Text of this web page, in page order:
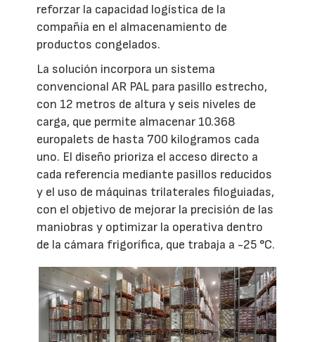
reforzar la capacidad logística de la
compañía en el almacenamiento de
productos congelados.
La solución incorpora un sistema
convencional AR PAL para pasillo estrecho,
con 12 metros de altura y seis niveles de
carga, que permite almacenar 10.368
europalets de hasta 700 kilogramos cada
uno. El diseño prioriza el acceso directo a
cada referencia mediante pasillos reducidos
y el uso de máquinas trilaterales filoguiadas,
con el objetivo de mejorar la precisión de las
maniobras y optimizar la operativa dentro
de la cámara frigorífica, que trabaja a -25 °C.